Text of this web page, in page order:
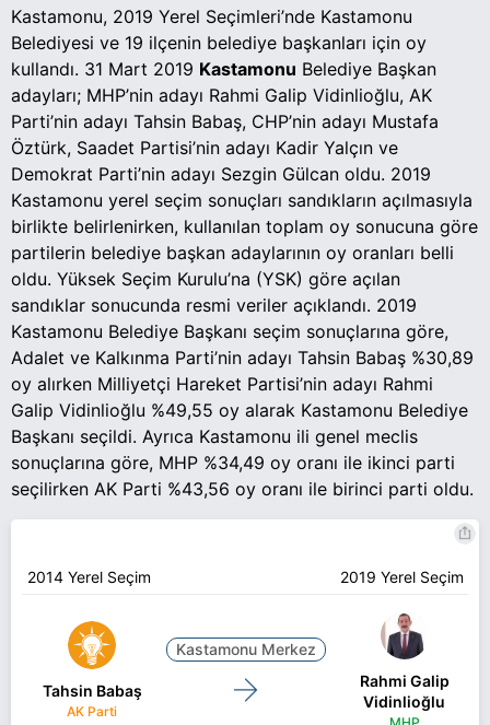
Kastamonu, 2019 Yerel Seçimleri’nde Kastamonu
Belediyesi ve 19 ilçenin belediye başkanları için oy
kullandı. 31 Mart 2019 Kastamonu Belediye Başkan
adayları; MHP’nin adayı Rahmi Galip Vidinlioğlu, AK
Parti’nin adayı Tahsin Babaş, CHP’nin adayı Mustafa
Öztürk, Saadet Partisi’nin adayı Kadir Yalçın ve
Demokrat Parti’nin adayı Sezgin Gülcan oldu. 2019
Kastamonu yerel seçim sonuçları sandıkların açılmasıyla
birlikte belirlenirken, kullanılan toplam oy sonucuna göre
partilerin belediye başkan adaylarının oy oranları belli
oldu. Yüksek Seçim Kurulu’na (YSK) göre açılan
sandıklar sonucunda resmi veriler açıklandı. 2019
Kastamonu Belediye Başkanı seçim sonuçlarına göre,
Adalet ve Kalkınma Parti’nin adayı Tahsin Babaş %30,89
oy alırken Milliyetçi Hareket Partisi’nin adayı Rahmi
Galip Vidinlioğlu %49,55 oy alarak Kastamonu Belediye
Başkanı seçildi. Ayrıca Kastamonu ili genel meclis
sonuçlarına göre, MHP %34,49 oy oranı ile ikinci parti
seçilirken AK Parti %43,56 oy oranı ile birinci parti oldu.
2014 Yerel Seçim 2019 Yerel Seçim
Tahsin Babaş
AK Parti
Kastamonu Merkez
Rahmi Galip
Vidinlioğlu